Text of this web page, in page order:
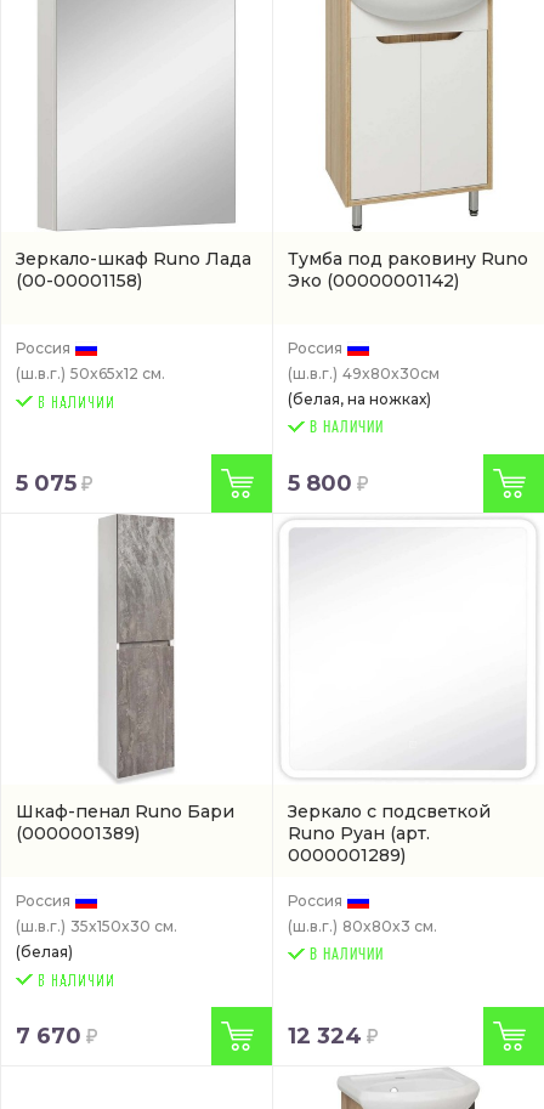
Зеркало-шкаф Runo Лада
(00-00001158)
Россия
(ш.в.г.) 50x65x12 см.
5 075
Тумба под раковину Runo
Эко (00000001142)
Россия
(ш.в.г.) 49x80x30см
(белая, на ножках)
В НАЛИЧИИ
5 800
Шкаф-пенал Runo Бари
(0000001389)
Россия
(ш.в.г.) 35x150x30 см.
(белая)
7 670
Зеркало с подсветкой
Runo Руан (арт.
0000001289)
Россия
(ш.в.г.) 80x80x3 см.
В НАЛИЧИИ
12 324